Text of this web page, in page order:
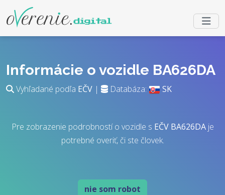
Informácie o vozidle BA626DA
Vyhľadané podľa EČV | Databáza: SK
Pre zobrazenie podrobností o vozidle s EČV BA626DAje
potrebné overiť, či ste človek.
nie som robot